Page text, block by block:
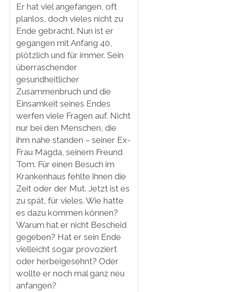
Er hat viel angefangen, oft
planlos, doch vieles nicht zu
Ende gebracht. Nun ist er
gegangen mit Anfang 40,
plötzlich und für immer. Sein
überraschender
gesundheitlicher
Zusammenbruch und die
Einsamkeit seines Endes
werfen viele Fragen auf. Nicht
nur bei den Menschen, die
ihm nahe standen – seiner Ex-
Frau Magda, seinem Freund
Tom. Für einen Besuch im
Krankenhaus fehlte ihnen die
Zeit oder der Mut. Jetzt ist es
zu spät, für vieles. Wie hatte
es dazu kommen können?
Warum hat er nicht Bescheid
gegeben? Hat er sein Ende
vielleicht sogar provoziert
oder herbeigesehnt? Oder
wollte er noch mal ganz neu
anfangen?